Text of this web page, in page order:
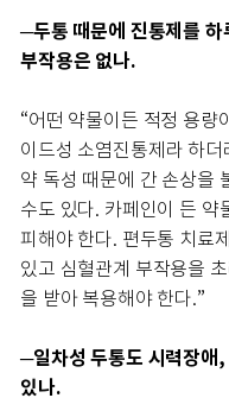
─두통 때문에 진통제를
부작용은 없나.
“어떤 약물이든 적정 용량
이드성 소염진통제라 하
약 독성 때문에 간 손상을
수도 있다. 카페인이 든 약
피해야 한다. 편두통 치료
있고 심혈관계 부작용을
을 받아 복용해야 한다.”
─일차성 두통도 시력장애
있나.